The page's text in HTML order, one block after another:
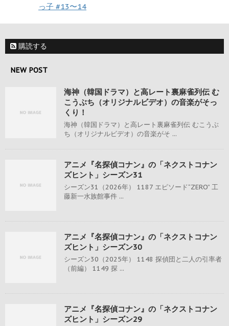
っ子 #13〜14
購読する
NEW POST
海神（韓国ドラマ）と高レート裏麻雀列伝 む
こうぶち（オリジナルビデオ）の音楽がそっ
くり！
海神（韓国ドラマ）と高レート裏麻雀列伝 むこうぶ
ち（オリジナルビデオ）の音楽がそ ...
アニメ『名探偵コナン』の「ネクストコナン
ズヒント」シーズン31
シーズン31（2026年） 1187 エピソード“ZERO” 工
藤新一水族館事件 ...
アニメ『名探偵コナン』の「ネクストコナン
ズヒント」シーズン30
シーズン30（2025年） 1148 探偵団と二人の引率者
（前編） 1149 探 ...
アニメ『名探偵コナン』の「ネクストコナン
ズヒント」シーズン29